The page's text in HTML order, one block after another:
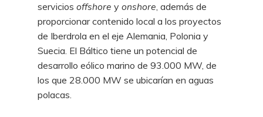
servicios offshore y onshore, además de
proporcionar contenido local a los proyectos
de Iberdrola en el eje Alemania, Polonia y
Suecia. El Báltico tiene un potencial de
desarrollo eólico marino de 93.000 MW, de
los que 28.000 MW se ubicarían en aguas
polacas.